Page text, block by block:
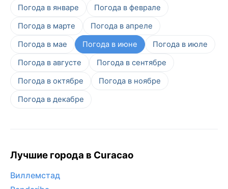
Погода в январе
Погода в феврале
Погода в марте
Погода в апреле
Погода в мае
Погода в июне
Погода в июле
Погода в августе
Погода в сентябре
Погода в октябре
Погода в ноябре
Погода в декабре
Лучшие города в Curacao
Виллемстад